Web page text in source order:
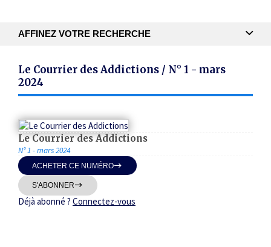
AFFINEZ VOTRE RECHERCHE
Thématiques
Le Courrier des Addictions / N° 1 - mars
2024
Le Courrier des Addictions
N° 1 - mars 2024
ACHETER CE NUMÉRO
S'ABONNER
Déjà abonné ? Connectez-vous